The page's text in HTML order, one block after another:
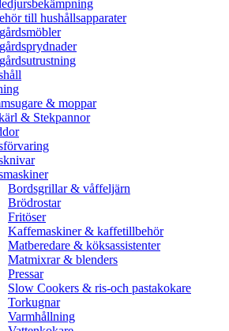
till hushållsapparater
& moppar
& Stekpannor
Bordsgrillar & våffeljärn
Brödrostar
Fritöser
Kaffemaskiner & kaffetillbehör
Matberedare & köksassistenter
Matmixrar & blenders
Pressar
Slow Cookers & ris-och pastakokare
Torkugnar
Varmhållning